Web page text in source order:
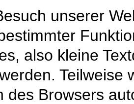
unserer
also kleine
Teilweise
des Browsers